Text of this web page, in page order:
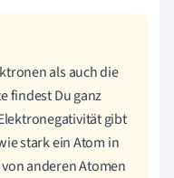
als auch die
findest Du ganz
gibt
stark ein Atom in
anderen Atomen